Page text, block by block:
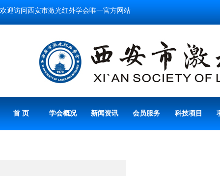
欢迎访问西安市激光红外学会唯一官方网站
首 页 学会概况 新闻资讯 会员服务 科技项目